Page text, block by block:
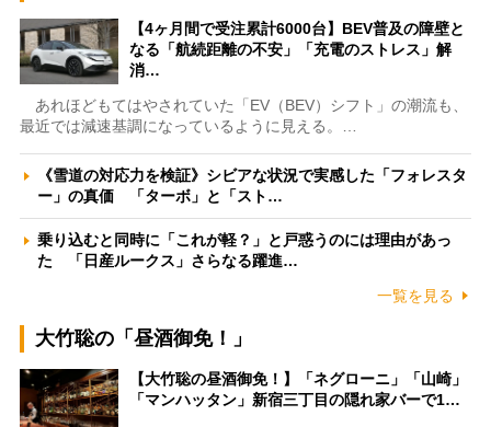
【4ヶ月間で受注累計6000台】BEV普及の障壁と
なる「航続距離の不安」「充電のストレス」解
消…
あれほどもてはやされていた「EV（BEV）シフト」の潮流も、
最近では減速基調になっているように見える。…
《雪道の対応力を検証》シビアな状況で実感した「フォレスタ
ー」の真価 「ターボ」と「スト…
乗り込むと同時に「これが軽？」と戸惑うのには理由があっ
た 「日産ルークス」さらなる躍進…
一覧を見る
大竹聡の「昼酒御免！」
【大竹聡の昼酒御免！】「ネグローニ」「山崎」
「マンハッタン」新宿三丁目の隠れ家バーで1…